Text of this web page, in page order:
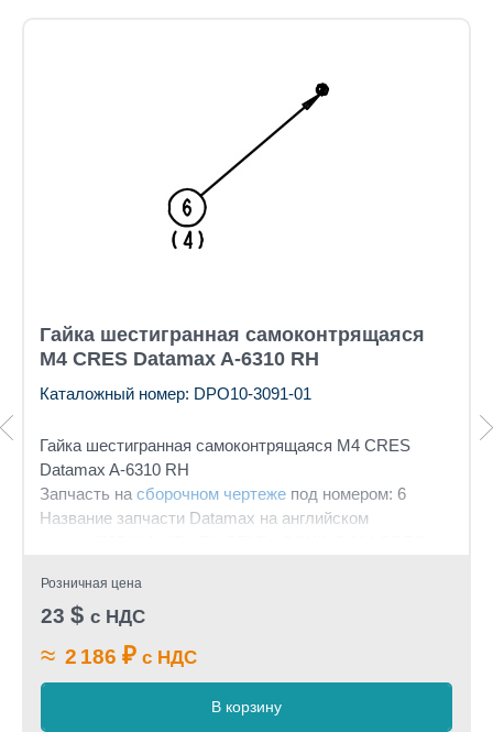
Гайка шестигранная самоконтрящаяся
М4 CRES Datamax A-6310 RH
Каталожный номер: DPO10-3091-01
Гайка шестигранная самоконтрящаяся М4 CRES
Datamax A-6310 RH
Запчасть на сборочном чертеже под номером: 6
Название запчасти Datamax на английском
Розничная цена
23 $ с НДС
≈ 2 186 ₽ с НДС
В корзину